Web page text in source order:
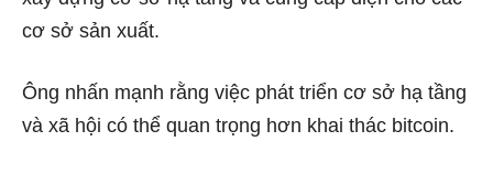
cơ sở sản xuất.
Ông nhấn mạnh rằng việc phát triển cơ sở hạ tầng
và xã hội có thể quan trọng hơn khai thác bitcoin.